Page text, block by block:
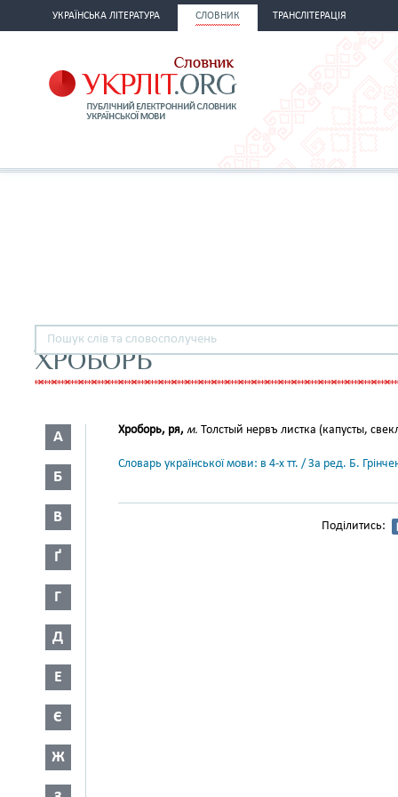
УКРАЇНСЬКА ЛІТЕРАТУРА СЛОВНИК ТРАНСЛІТЕРАЦІЯ
ХРОБОРЬ
А
Б
В
Ґ
Г
Д
Е
Є
Ж
Хроборь, ря, м. Толстый нервъ листка (капусты,
Словарь української мови: в 4-х тт. / За ред. Б.
Поділитись: